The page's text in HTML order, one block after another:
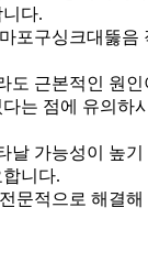
다.
포구싱크대뚫음
도 근본적인 원인
는 점에 유의하
날 가능성이 높기
니다.
문적으로 해결해